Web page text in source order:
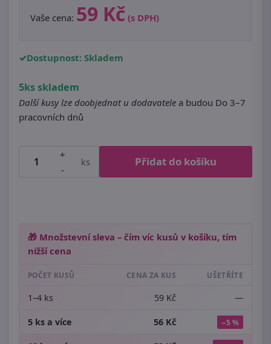
Vaše cena: 59 Kč (s DPH)
Dostupnost: Skladem
5ks skladem
Další kusy lze doobjednat u dodavatele a budou Do 3–7
pracovních dnů
+
-
ks Přidat do košíku
🎁 Množstevní sleva – čím víc kusů v košíku, tím
nižší cena
POČET KUSŮ CENA ZA KUS UŠETŘÍTE
1–4 ks 59 Kč —
5 ks a více 56 Kč −5 %